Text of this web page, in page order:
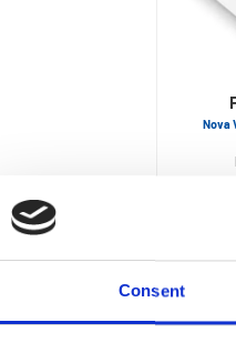
Consent
Nova